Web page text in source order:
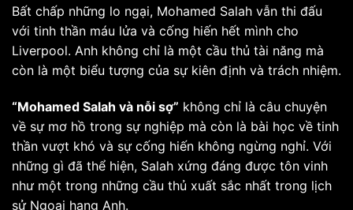
Bất chấp những lo ngại, Mohamed Salah vẫn thi đấu
với tinh thần máu lửa và cống hiến hết mình cho
Liverpool. Anh không chỉ là một cầu thủ tài năng mà
còn là một biểu tượng của sự kiên định và trách nhiệm.
“Mohamed Salah và nỗi sợ” không chỉ là câu chuyện
về sự mơ hồ trong sự nghiệp mà còn là bài học về tinh
thần vượt khó và sự cống hiến không ngừng nghỉ. Với
những gì đã thể hiện, Salah xứng đáng được tôn vinh
như một trong những cầu thủ xuất sắc nhất trong lịch
sử Ngoại hạng Anh.